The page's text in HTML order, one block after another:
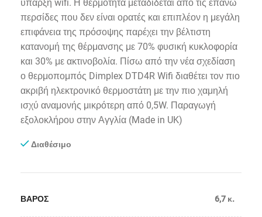
ύπαρξη wifi. Η θερμότητα μεταδίδεται από τις επάνω
περσίδες που δεν είναι ορατές και επιπλέον η μεγάλη
επιφάνεια της πρόσοψης παρέχει την βέλτιστη
κατανομή της θέρμανσης με 70% φυσική κυκλοφορία
και 30% με ακτινοβολία. Πίσω από την νέα σχεδίαση
ο θερμοπομπός Dimplex DTD4R Wifi διαθέτει τον πιο
ακριβή ηλεκτρονικό θερμοστάτη με την πιο χαμηλή
ισχύ αναμονής μικρότερη από 0,5W. Παραγωγή
εξολοκλήρου στην Αγγλία (Made in UK)
Διαθέσιμο
ΒΑΡΟΣ 6,7 κ.